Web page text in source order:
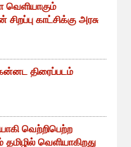
வெளியாகும்
சிறப்பு காட்சிக்கு அரசு
திரைப்படம்
வெற்றிபெற்ற
வெளியாகிறது